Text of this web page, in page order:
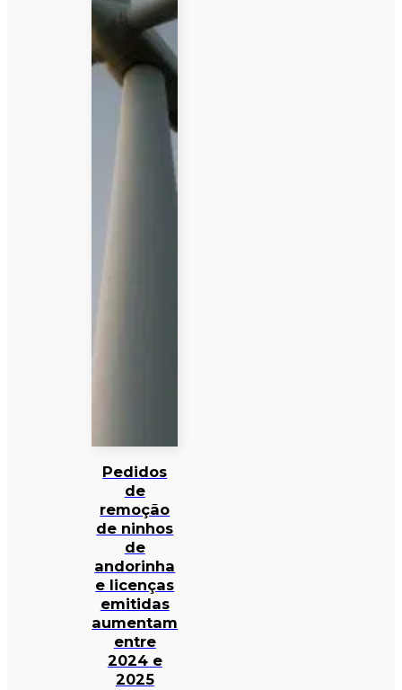
Pedidos
de
remoção
de ninhos
de
andorinha
e licenças
emitidas
aumentam
entre
2024 e
2025